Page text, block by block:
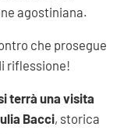
agostiniana.
che prosegue
riflessione!
terrà una visita
Bacci, storica